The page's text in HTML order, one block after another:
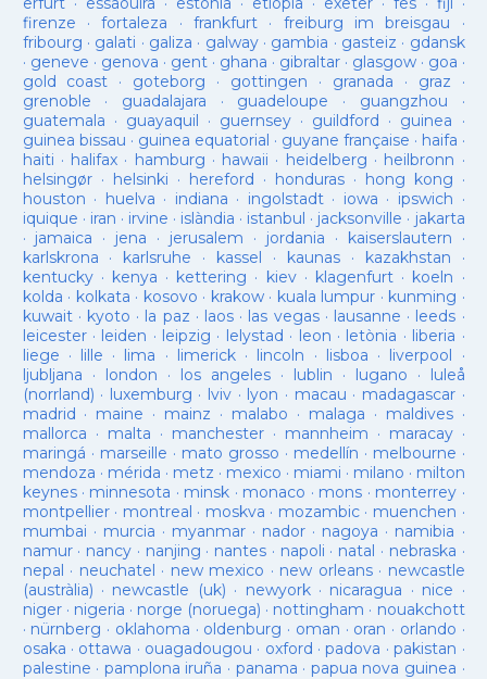
firenze ·fortaleza · frankfurt· freiburg im breisgau ·
fribourg · galati · galiza · galway· gambia · gasteiz · gdansk
· geneve · genova · gent· ghana · gibraltar· glasgow· goa ·
gold coast · goteborg · gottingen · granada · graz ·
grenoble · guadalajara · guadeloupe · guangzhou ·
guatemala · guayaquil · guernsey· guildford · guinea ·
guinea bissau · guinea equatorial · guyane française · haifa ·
haiti · halifax · hamburg · hawaii · heidelberg · heilbronn ·
helsingør· helsinki · hereford · honduras· hong kong ·
houston · huelva · indiana · ingolstadt· iowa · ipswich ·
iquique · iran · irvine · islàndia · istanbul · jacksonville · jakarta
· jamaica · jena · jerusalem · jordania · kaiserslautern ·
karlskrona · karlsruhe · kassel · kaunas· kazakhstan ·
kentucky· kenya · kettering · kiev· klagenfurt · koeln ·
kolda · kolkata · kosovo · krakow· kuala lumpur · kunming ·
kuwait· kyoto · la paz · laos· las vegas· lausanne · leeds ·
leicester· leiden · leipzig · lelystad · leon · letònia · liberia ·
liege · lille · lima · limerick· lincoln · lisboa · liverpool ·
ljubljana · london · los angeles· lublin · lugano · luleå
(norrland) · luxemburg · lviv · lyon · macau · madagascar·
madrid · maine · mainz · malabo · malaga · maldives·
mallorca · malta · manchester· mannheim · maracay·
maringá · marseille · mato grosso · medellín · melbourne ·
mendoza · mérida · metz · mexico · miami · milano · milton
keynes· minnesota · minsk · monaco · mons · monterrey ·
montpellier· montreal · moskva · mozambic· muenchen ·
mumbai · murcia · myanmar· nador · nagoya · namibia ·
namur· nancy · nanjing · nantes · napoli · natal · nebraska ·
nepal · neuchatel · new mexico · new orleans· newcastle
(austràlia) · newcastle (uk) · newyork· nicaragua · nice ·
niger· nigeria · norge (noruega) · nottingham · nouakchott
· nürnberg · oklahoma · oldenburg · oman · oran · orlando ·
osaka · ottawa · ouagadougou · oxford ·padova ·pakistan ·
palestine · pamplona iruña · panama · papua nova guinea ·